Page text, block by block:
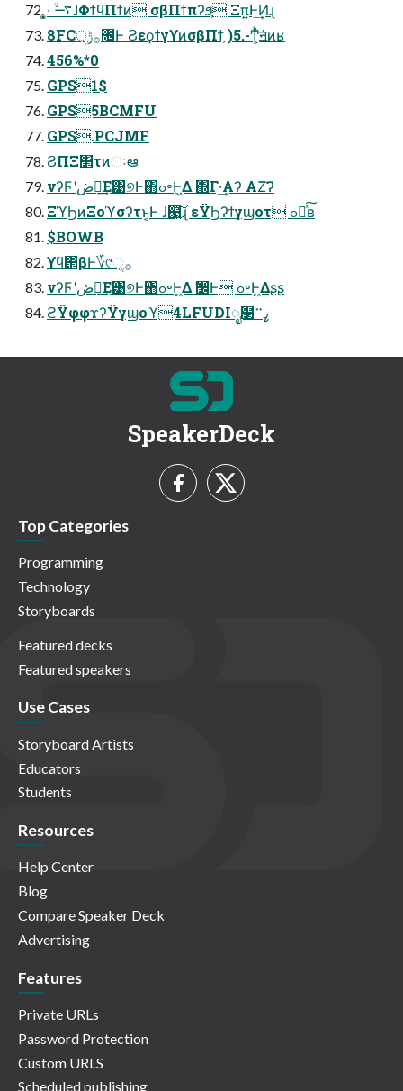
͓·͚ ࠷ۙɺΦϯϥΠϯͷ σβΠϯπʔϧ͕ Ξπ͍Ͱ͢Ͷɻ
8FC੍࡞ݱ৔Ͱ ϨεϙϯγϒͷσβΠϯ͕ )5.-Ͳ͕ͬͪॻ͘ͷʁ
456%*0
GPS1$
GPS5BCMFU
GPS.PCJMF
ϨΠΞ΢τͷઃఆ
νʔϜʹڞ༗͢Ε͹୭Ͱ΋ߋ৽Ͱ͖Δ ΍Γ·͢Αʔ ΑΖ͘͠ʔ
ΞϓϦͷΞοϓσʔτͱ͔Ͱ ͏͏ɺ๩͍͠ɻ εΫϦʔϯγϣοτ ߋ৽ͯ͠ʙ
$BOWB
ϒϥ΢βͰ؆୯ૢ࡞
νʔϜʹڞ༗͢Ε͹୭Ͱ΋ߋ৽Ͱ͖Δ ࣗ෼Ͱ ߋ৽Ͱ͖Δʂʂ
ϩΫφφϫʔΫγϣοϓ4LFUDIೖ໳ߨ࠲
SpeakerDeck
Top Categories
Programming
Technology
Storyboards
Featured decks
Featured speakers
Use Cases
Storyboard Artists
Educators
Students
Resources
Help Center
Blog
Compare Speaker Deck
Advertising
Features
Private URLs
Password Protection
Custom URLS
Scheduled publishing